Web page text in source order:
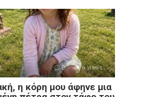
0 6 views
η κόρη μου άφηνε μια